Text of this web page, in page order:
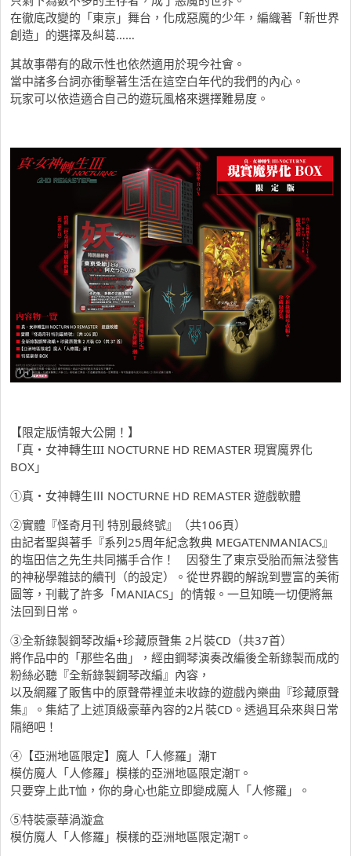
在徹底改變的「東京」舞台，化成惡魔的少年，編織著「新世界
創造」的選擇及糾葛……
其故事帶有的啟示性也依然適用於現今社會。
當中諸多台詞亦衝擊著生活在這空白年代的我們的內心。
玩家可以依造適合自己的遊玩風格來選擇難易度。
【限定版情報大公開！】
「真・女神轉生III NOCTURNE HD REMASTER 現實魔界化
BOX」
①真・女神轉生Ⅲ NOCTURNE HD REMASTER 遊戲軟體
②實體『怪奇月刊 特別最終號』（共106頁）
由記者聖與著手『系列25周年紀念教典 MEGATENMANIACS』
的塩田信之先生共同攜手合作！ 因發生了東京受胎而無法發售
的神秘學雜誌的續刊（的設定）。從世界觀的解說到豐富的美術
圖等，刊載了許多「MANIACS」的情報。一旦知曉一切便將無
法回到日常。
③全新錄製鋼琴改編+珍藏原聲集 2片裝CD（共37首）
將作品中的「那些名曲」，經由鋼琴演奏改編後全新錄製而成的
粉絲必聽『全新錄製鋼琴改編』內容，
以及網羅了販售中的原聲帶裡並未收錄的遊戲內樂曲『珍藏原聲
集』。集結了上述頂級豪華內容的2片裝CD。透過耳朵來與日常
隔絕吧！
④【亞洲地區限定】魔人「人修羅」潮T
模仿魔人「人修羅」模樣的亞洲地區限定潮T。
只要穿上此T恤，你的身心也能立即變成魔人「人修羅」。
⑤特裝豪華渦漩盒
模仿魔人「人修羅」模樣的亞洲地區限定潮T。